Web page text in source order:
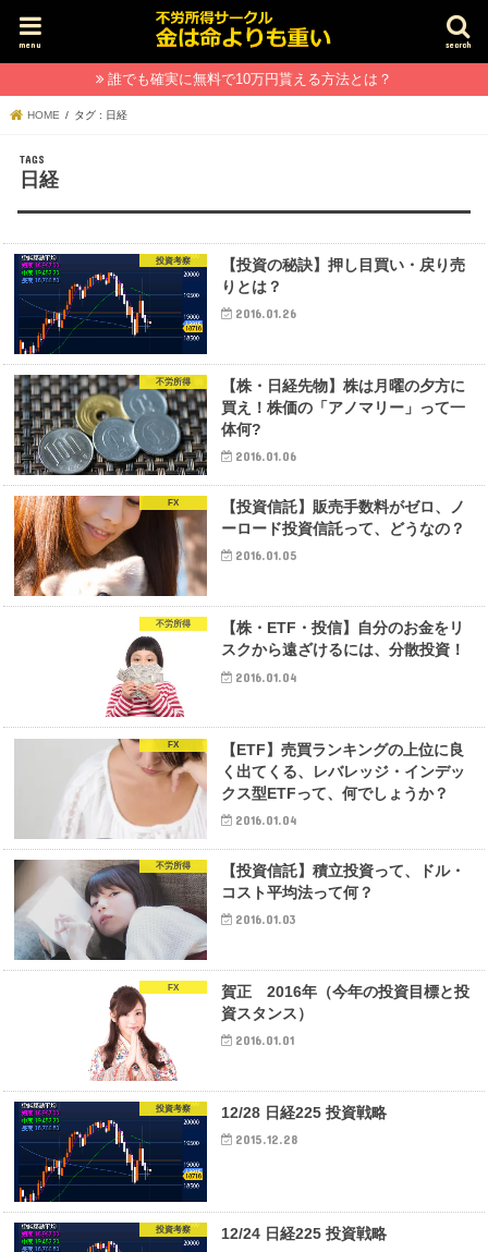
search
menu
誰でも確実に無料で10万円貰える方法とは？
HOME タグ : 日経
日経
投資考察
【投資の秘訣】押し目買い・戻り売
りとは？
2016.01.26
不労所得
【株・日経先物】株は月曜の夕方に
買え！株価の「アノマリー」って一
体何?
2016.01.06
FX
【投資信託】販売手数料がゼロ、ノ
ーロード投資信託って、どうなの？
2016.01.05
不労所得
【株・ETF・投信】自分のお金をリ
スクから遠ざけるには、分散投資！
2016.01.04
FX
【ETF】売買ランキングの上位に良
く出てくる、レバレッジ・インデッ
クス型ETFって、何でしょうか？
2016.01.04
不労所得
【投資信託】積立投資って、ドル・
コスト平均法って何？
2016.01.03
FX
賀正 2016年（今年の投資目標と投
資スタンス）
2016.01.01
投資考察 12/28 日経225 投資戦略
2015.12.28
投資考察 12/24 日経225 投資戦略